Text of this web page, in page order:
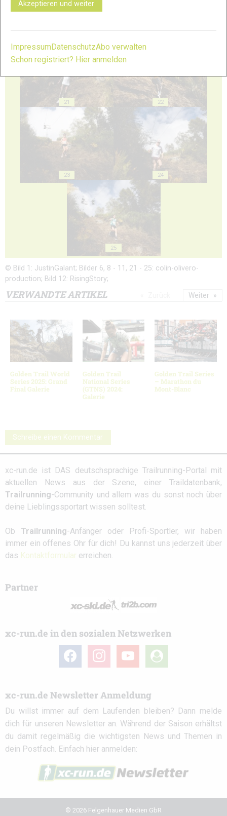
19 20
21 22
23 24
25
© Bild 1: JustinGalant; Bilder 6, 8 - 11, 21 - 25: colin-olivero-
production; Bild 12: RisingStory;
VERWANDTE ARTIKEL
Golden Trail World
Series 2025: Grand
Final Galerie
Golden Trail
National Series
(GTNS) 2024:
Galerie
Golden Trail Series
– Marathon du
Mont-Blanc
Weiter
Schreibe einen Kommentar
xc-run.de ist DAS deutschsprachige Trailrunning-Portal mit
aktuellen News aus der Szene, einer Traildatenbank,
Trailrunning-Community und allem was du sonst noch über
deine Lieblingssportart wissen solltest.
Ob Trailrunning-Anfänger oder Profi-Sportler, wir haben
immer ein offenes Ohr für dich! Du kannst uns jederzeit über
das Kontaktformular erreichen.
Partner
xc-run.de in den sozialen Netzwerken
facebook instagramyoutube
user-
circle
xc-run.de Newsletter Anmeldung
Du willst immer auf dem Laufenden bleiben? Dann melde
dich für unseren Newsletter an. Während der Saison erhältst
du damit regelmäßig die wichtigsten News und Themen in
dein Postfach. Einfach hier anmelden:
© 2026 Felgenhauer Medien GbR
Akzeptieren und weiter
Impressum DatenschutzAbo verwalten
Schon registriert? Hier anmelden